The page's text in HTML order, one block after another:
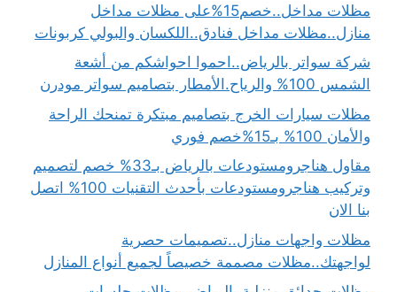
مظلات مداخل..خصم15%على مظلات مداخل
منازل..مظلات مداخل فنادق..اللكسان والبولي كربونات
شركة سواتر بالرياض..احموا احواشكم من أشعة
الشمس 100% والرياح.الأمطار بتصاميم سواتر مودرن
مظلات سيارات الخرج بتصاميم مبتكرة تمنحك الراحة
والأمان 100% بـ15%خصم فوري
مقاول هناجرومستودعات بالرياض بـ33% خصم لتصميم
وتركيب هناجرومستودعات بأحدث التقنيات 100% اتصل
بنا الان
مظلات واجهات منازل..تصميمات حصرية
لواجهتك..مظلات مصممة خصيصاً لجميع أنواع المنازل